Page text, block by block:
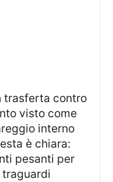
trasferta contro
visto come
interno
è chiara:
pesanti per